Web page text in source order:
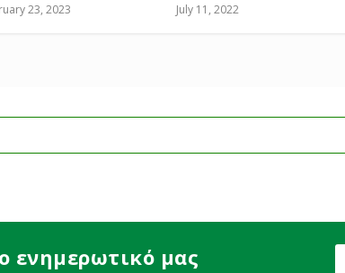
23, 2023 July 11, 2022
ενημερωτικό μας